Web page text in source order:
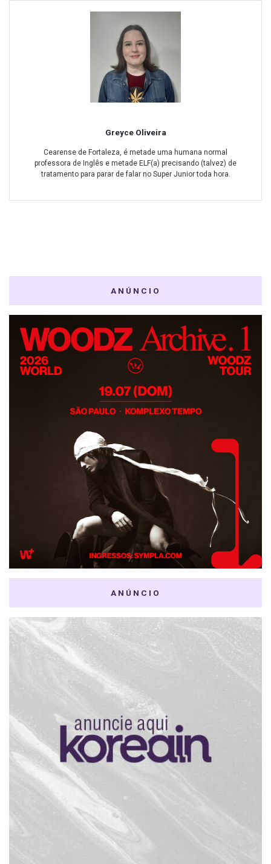
Greyce Oliveira
Cearense de Fortaleza, é metade uma humana normal
professora de Inglês e metade ELF(a) precisando (talvez) de
tratamento para parar de falar no Super Junior toda hora.
ANÚNCIO
ANÚNCIO